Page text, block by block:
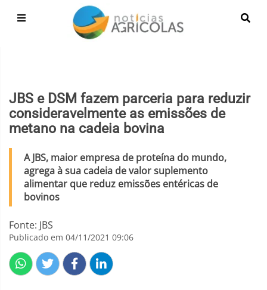
JBS e DSM fazem parceria para reduzir
consideravelmente as emissões de
metano na cadeia bovina
A JBS, maior empresa de proteína do mundo,
agrega à sua cadeia de valor suplemento
alimentar que reduz emissões entéricas de
bovinos
Fonte: JBS
Publicado em 04/11/2021 09:06